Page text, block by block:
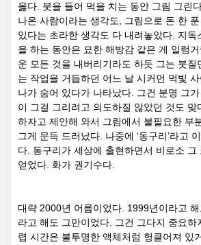
옳다. 붓을 들어 먹을 치는 동안 그림 그린
나온 사람이라는 생각도, 그림으로 돈 한
있다는 초라한 생각도 다 내려놓았다. 지독
을 하는 동안은 묘한 해방감 같은 게 일렁
운 모든 것을 내버리기라도 하듯 그는 붓질
는 작업을 거듭하던 어느 날 시커먼 먹빛
나가 숨어 있다가 나타났다. 그건 분명 그
이 그걸 그리려고 의도하질 않았던 것도 맞
하자고 제안해 와서 그림에서 불필요한 부
그게 문득 드러났다. 나중에 ‘동구리’라고
다. 동구리가 세상에 출현하면서 비로소 그
얻었다. 화가 권기수다.
대략 2000년 어름이었다. 1999년이라고
라고 해도 그만이었다. 그건 그다지 중요하
렵 시간은 불투명한 액체처럼 헝클어져 있